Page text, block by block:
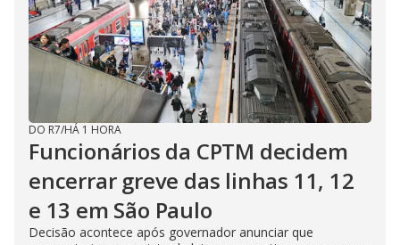
DO R7/HÁ 1 HORA
Funcionários da CPTM decidem
encerrar greve das linhas 11, 12
e 13 em São Paulo
Decisão acontece após governador anunciar que